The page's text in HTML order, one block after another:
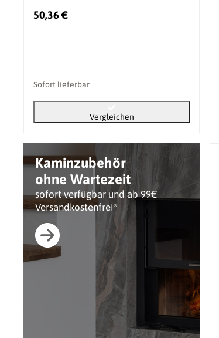
Kaminzubehör
ohne Wartezeit
sofort verfügbar und ab 99€
Versandkostenfrei*
50,36 €
Sofort lieferbar
Vergleichen